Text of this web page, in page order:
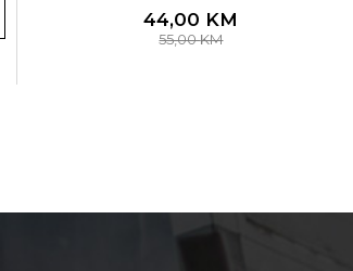
44,00 KM
55,00KM